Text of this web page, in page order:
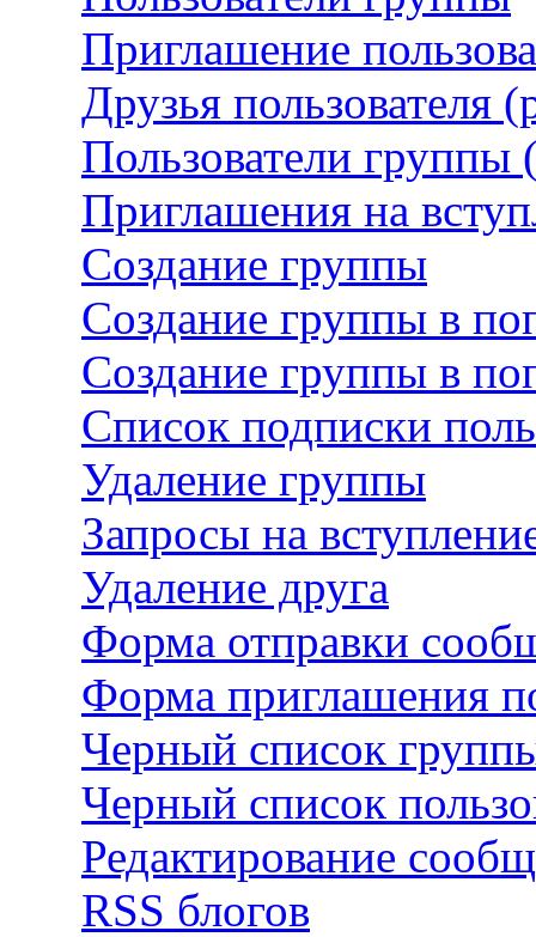
Приглашение
Друзья пользователя
Пользователи
Приглашения на
Создание группы
Создание группы в
Создание группы в
Список подписки
Удаление группы
Запросы на
Удаление друга
Форма отправки
Форма приглашения
Черный список
Черный список
Редактирование
RSS блогов